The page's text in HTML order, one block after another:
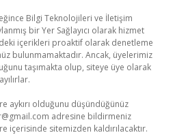
Bilgi Teknolojileri ve İletişim
bir Yer Sağlayıcı olarak hizmet
içerikleri proaktif olarak denetleme
bulunmamaktadır. Ancak, üyelerimiz
taşımakta olup, siteye üye olarak
aykırı olduğunu düşündüğünüz
adresine bildirmeniz
içerisinde sitemizden kaldırılacaktır.